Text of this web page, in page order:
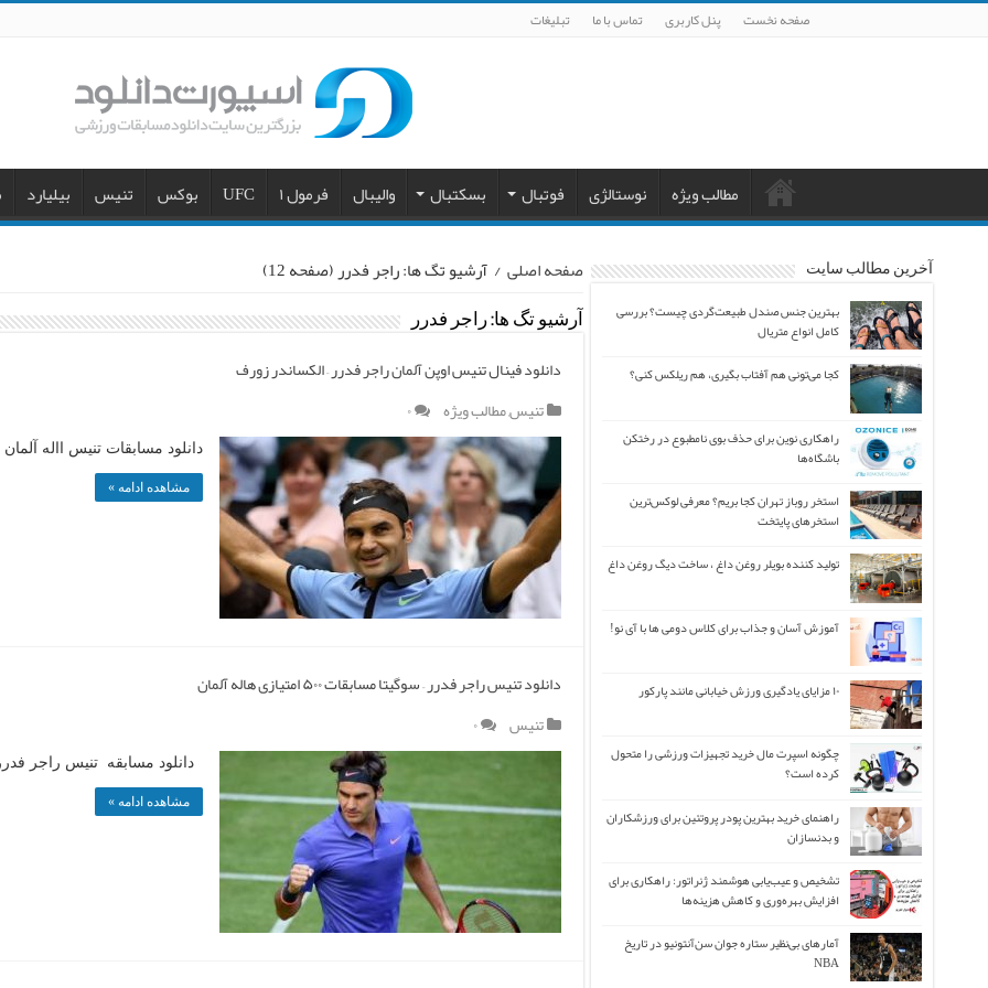
صفحه نخست پنل کاربری تماس با ما تبلیغات
مطالب ویژه نوستالژی فوتبال بسکتبال والیبال فرمول ۱ UFC بوکس تنیس بیلیارد
صفحه اصلی / آرشیو تگ ها: راجر فدرر(صفحه 12)
آرشیو تگ ها:راجر فدرر
دانلود فینال تنیس اوپن آلمان راجر فدرر – الکساندر زورف
تنیس,مطالب ویژه ۰
دانلود مسابقات تنیس االه آلمان ۲۰۱۷ فدرر زورف
مشاهده ادامه »
دانلود تنیس راجر فدرر – سوگیتا مسابقات ۵۰۰ امتیازی هاله آلمان
تنیس
۰
دانلود مسابقه تنیس راجر
مشاهده ادامه »
آخرین مطالب سایت
بهترین جنس صندل طبیعت‌گردی چیست؟ بررسی
کامل انواع متریال
کجا می‌تونی هم آفتاب بگیری، هم ریلکس کنی؟
راهکاری نوین برای حذف بوی نامطبوع در رختکن
باشگاه‌ها
استخر روباز تهران کجا بریم؟ معرفی لوکس‌ترین
استخرهای پایتخت
تولید کننده بویلر روغن داغ ، ساخت دیگ روغن داغ
آموزش آسان و جذاب برای کلاس دومی ها با آی نو!
۱۰ مزایای یادگیری ورزش خیابانی مانند پارکور
چگونه اسپرت مال خرید تجهیزات ورزشی را متحول
کرده است؟
راهنمای خرید بهترین پودر پروتئین برای ورزشکاران
و بدنسازان
تشخیص و عیب‌یابی هوشمند ژنراتور: راهکاری برای
افزایش بهره‌وری و کاهش هزینه‌ها
آمارهای بی‌نظیر ستاره جوان سن‌آنتونیو در تاریخ
NBA